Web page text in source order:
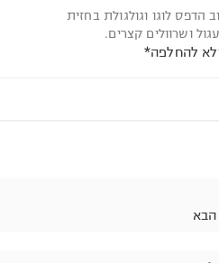
הדפס לוגו וגולגולת בחזית
ושרוולים קצרים.
להחלפה*
הבא